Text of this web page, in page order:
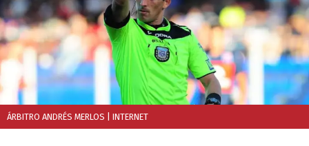
ÁRBITRO ANDRÉS MERLOS | INTERNET